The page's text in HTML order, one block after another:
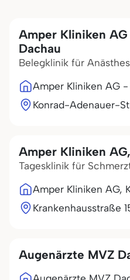
Amper Kliniken
Dachau
Belegklinik für
Amper Kliniken AG
Konrad-Adenauer-
Amper Kliniken
Tagesklinik für
Amper Kliniken AG,
Krankenhausstraße
Augenärzte MVZ